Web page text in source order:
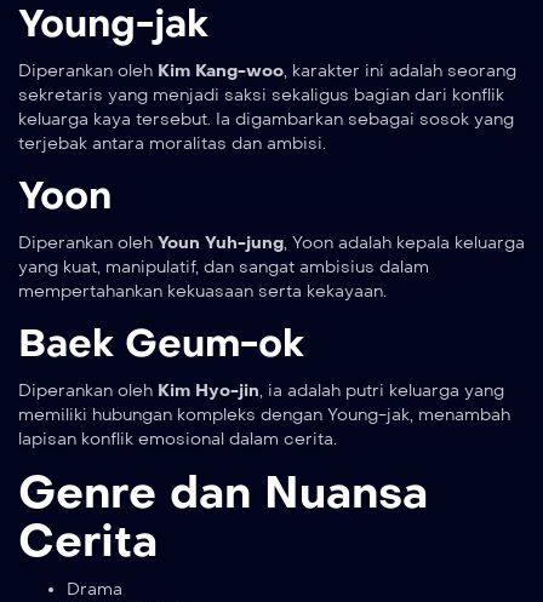
Young-jak
Diperankan oleh Kim Kang-woo, karakter ini adalah seorang
sekretaris yang menjadi saksi sekaligus bagian dari konflik
keluarga kaya tersebut. Ia digambarkan sebagai sosok yang
terjebak antara moralitas dan ambisi.
Yoon
Diperankan oleh Youn Yuh-jung, Yoon adalah kepala keluarga
yang kuat, manipulatif, dan sangat ambisius dalam
mempertahankan kekuasaan serta kekayaan.
Baek Geum-ok
Diperankan oleh Kim Hyo-jin, ia adalah putri keluarga yang
memiliki hubungan kompleks dengan Young-jak, menambah
lapisan konflik emosional dalam cerita.
Genre dan Nuansa
Cerita
Drama